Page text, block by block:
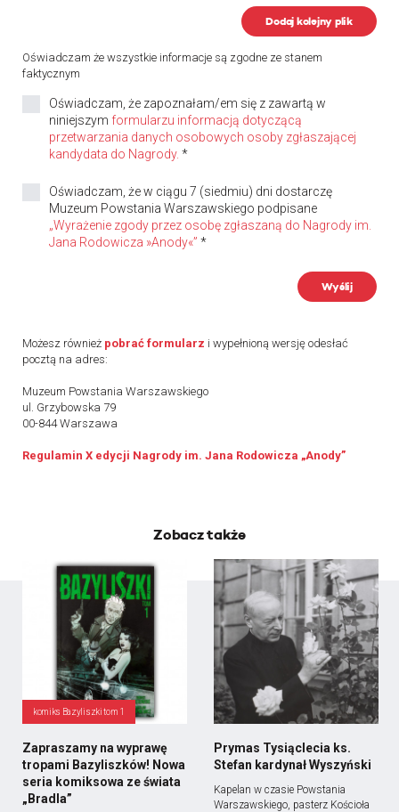
Dodaj kolejny plik
Oświadczam że wszystkie informacje są zgodne ze stanem
faktycznym
Oświadczam, że zapoznałam/em się z zawartą w
niniejszym formularzu informacją dotyczącą
przetwarzania danych osobowych osoby zgłaszającej
kandydata do Nagrody. *
Oświadczam, że w ciągu 7 (siedmiu) dni dostarczę
Muzeum Powstania Warszawskiego podpisane
„Wyrażenie zgody przez osobę zgłaszaną do Nagrody im.
Jana Rodowicza »Anody«” *
Możesz również pobrać formularz i wypełnioną wersję odesłać
pocztą na adres:
Muzeum Powstania Warszawskiego
ul. Grzybowska 79
00-844 Warszawa
Regulamin X edycji Nagrody im. Jana Rodowicza „Anody”
Zobacz także
komiks Bazyliszki tom 1
Zapraszamy na wyprawę
tropami Bazyliszków! Nowa
seria komiksowa ze świata
„Bradla”
Prymas Tysiąclecia ks.
Stefan kardynał Wyszyński
Kapelan w czasie Powstania
Warszawskiego, pasterz Kościoła